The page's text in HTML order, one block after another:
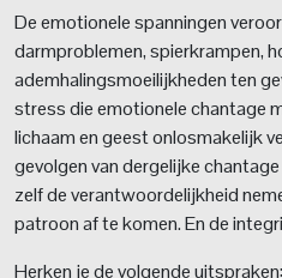
De emotionele spanningen
darmproblemen, spierkrampen,
ademhalingsmoeilijkheden ten
stress die emotionele chantage
lichaam en geest onlosmakelijk
gevolgen van dergelijke
zelf de verantwoordelijkheid
patroon af te komen. En de
Herken je de volgende uitspraken: